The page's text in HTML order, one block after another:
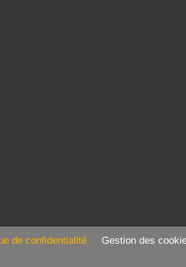
de confidentialité Gestion des